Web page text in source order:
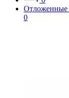
Отложенные
0